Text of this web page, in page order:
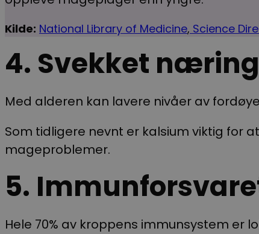
Kilde: National Library of Medicine, Science
4. Svekket
Med alderen kan lavere nivåer av
Som tidligere nevnt er kalsium viktig for
mageproblemer.
5.
Hele 70% av kroppens immunsystem er